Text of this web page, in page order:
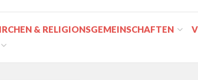
& RELIGIONSGEMEINSCHAFTEN